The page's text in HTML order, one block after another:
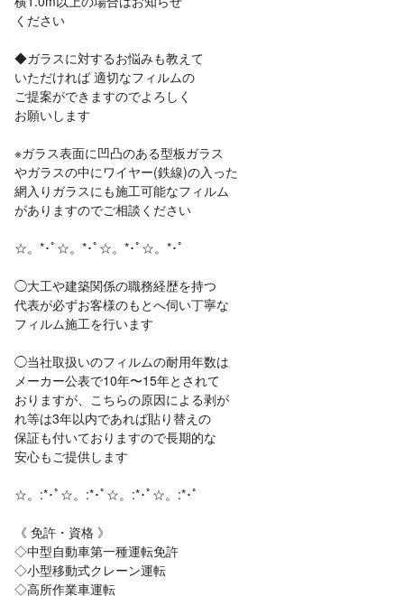
ください
◆ガラスに対するお悩みも教えて
いただければ 適切なフィルムの
ご提案ができますのでよろしく
お願いします
※ガラス表面に凹凸のある型板ガラス
やガラスの中にワイヤー(鉄線)の入った
網入りガラスにも施工可能なフィルム
がありますのでご相談ください
☆。*･ﾟ☆。*･ﾟ☆。*･ﾟ☆。*･ﾟ
◯大工や建築関係の職務経歴を持つ
代表が必ずお客様のもとへ伺い丁寧な
フィルム施工を行います
◯当社取扱いのフィルムの耐用年数は
メーカー公表で10年〜15年とされて
おりますが、こちらの原因による剥が
れ等は3年以内であれば貼り替えの
保証も付いておりますので長期的な
安心もご提供します
☆。:*･ﾟ☆。:*･ﾟ☆。:*･ﾟ☆。:*･ﾟ
《 免許・資格 》
◇中型自動車第一種運転免許
◇小型移動式クレーン運転
◇高所作業車運転